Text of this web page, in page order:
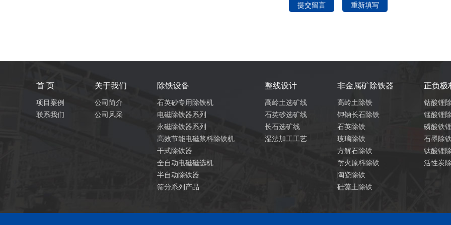
首 页
项目案例
联系我们
关于我们
公司简介
公司风采
除铁设备
石英砂专用除铁机
电磁除铁器系列
永磁除铁器系列
高效节能电磁浆料除铁机
干式除铁器
全自动电磁磁选机
半自动除铁器
筛分系列产品
整线设计
高岭土选矿线
石英砂选矿线
长石选矿线
湿法加工工艺
非金属矿除铁器
高岭土除铁
钾钠长石除铁
石英除铁
玻璃除铁
方解石除铁
耐火原料除铁
陶瓷除铁
硅藻土除铁
正负极
钴酸锂
锰酸锂
磷酸铁
石墨除
钛酸锂
活性炭